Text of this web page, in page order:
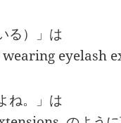
る）」は
eyelash
ね。」は